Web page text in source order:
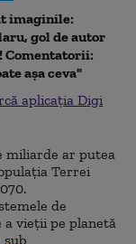
imaginile:
gol de autor
Comentatorii:
așa ceva"
aplicația Digi